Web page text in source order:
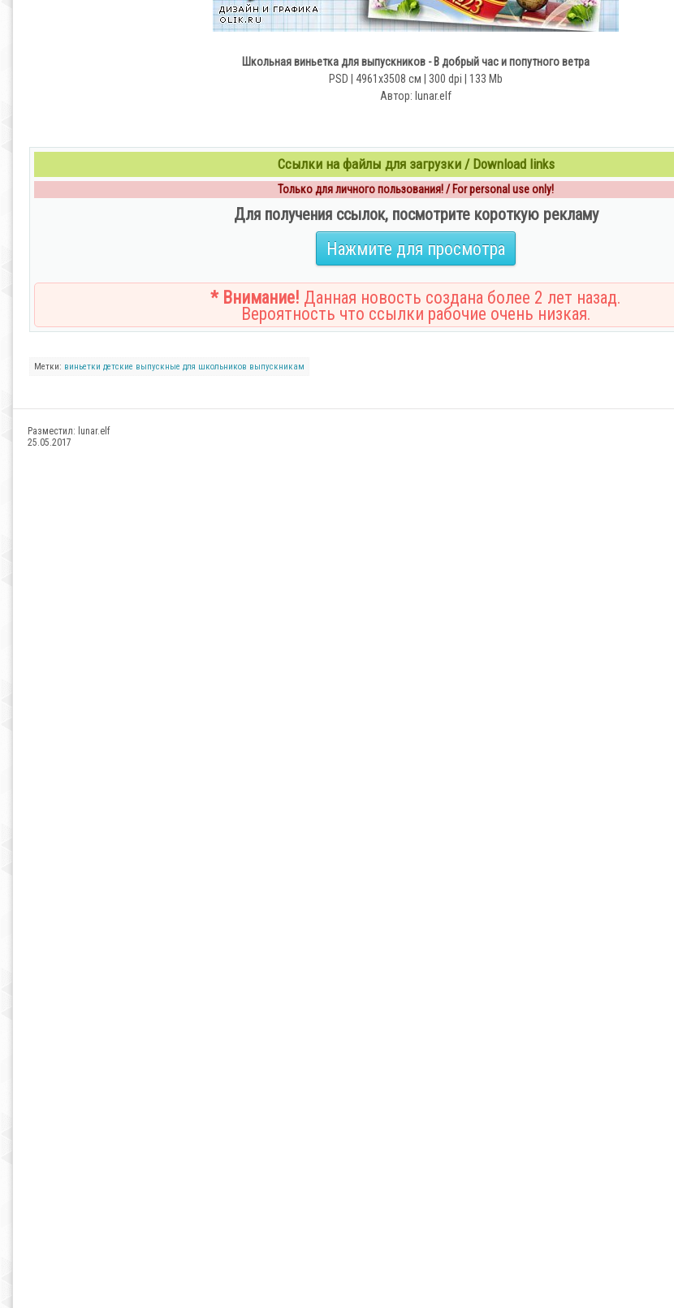
Школьная виньетка для выпускников - В добрый час и попутного ветра
PSD | 4961x3508 см | 300 dpi | 133 Mb
Автор: lunar.elf
Ссылки на файлы для загрузки / Download links
Только для личного пользования! / For personal use only!
Для получения ссылок, посмотрите короткую рекламу
Нажмите для просмотра
* Внимание! Данная новость создана более 2 лет назад.
Вероятность что ссылки рабочие очень низкая.
Метки: виньетки детские выпускные для школьников выпускникам
Разместил: lunar.elf
25.05.2017